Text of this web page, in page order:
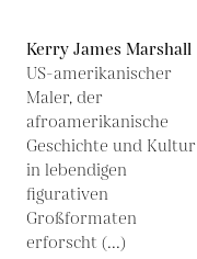
Kerry James Marshall
US-amerikanischer
Maler, der
afroamerikanische
Geschichte und Kultur
in lebendigen
figurativen
Großformaten
erforscht (...)